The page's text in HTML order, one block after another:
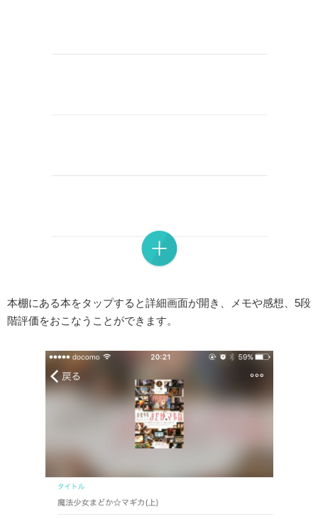
本棚にある本をタップすると詳細画面が開き、メモや感想、5段
階評価をおこなうことができます。